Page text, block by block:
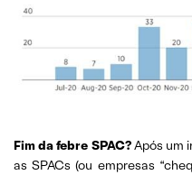
Fim da febre SPAC?Após um
as SPACs (ou empresas